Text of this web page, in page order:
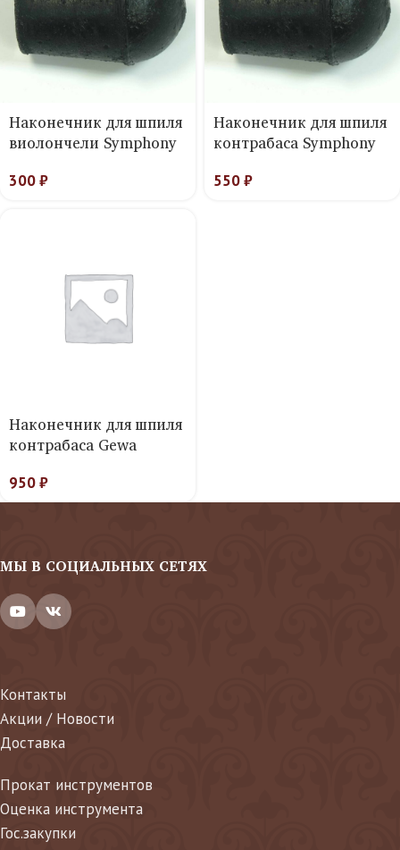
Наконечник для шпиля
виолончели Symphony
300₽
Наконечник для шпиля
контрабаса Symphony
550₽
Наконечник для шпиля
контрабаса Gewa
950₽
МЫ В СОЦИАЛЬНЫХ СЕТЯХ
Контакты
Акции / Новости
Доставка
Прокат инструментов
Оценка инструмента
Гос.закупки